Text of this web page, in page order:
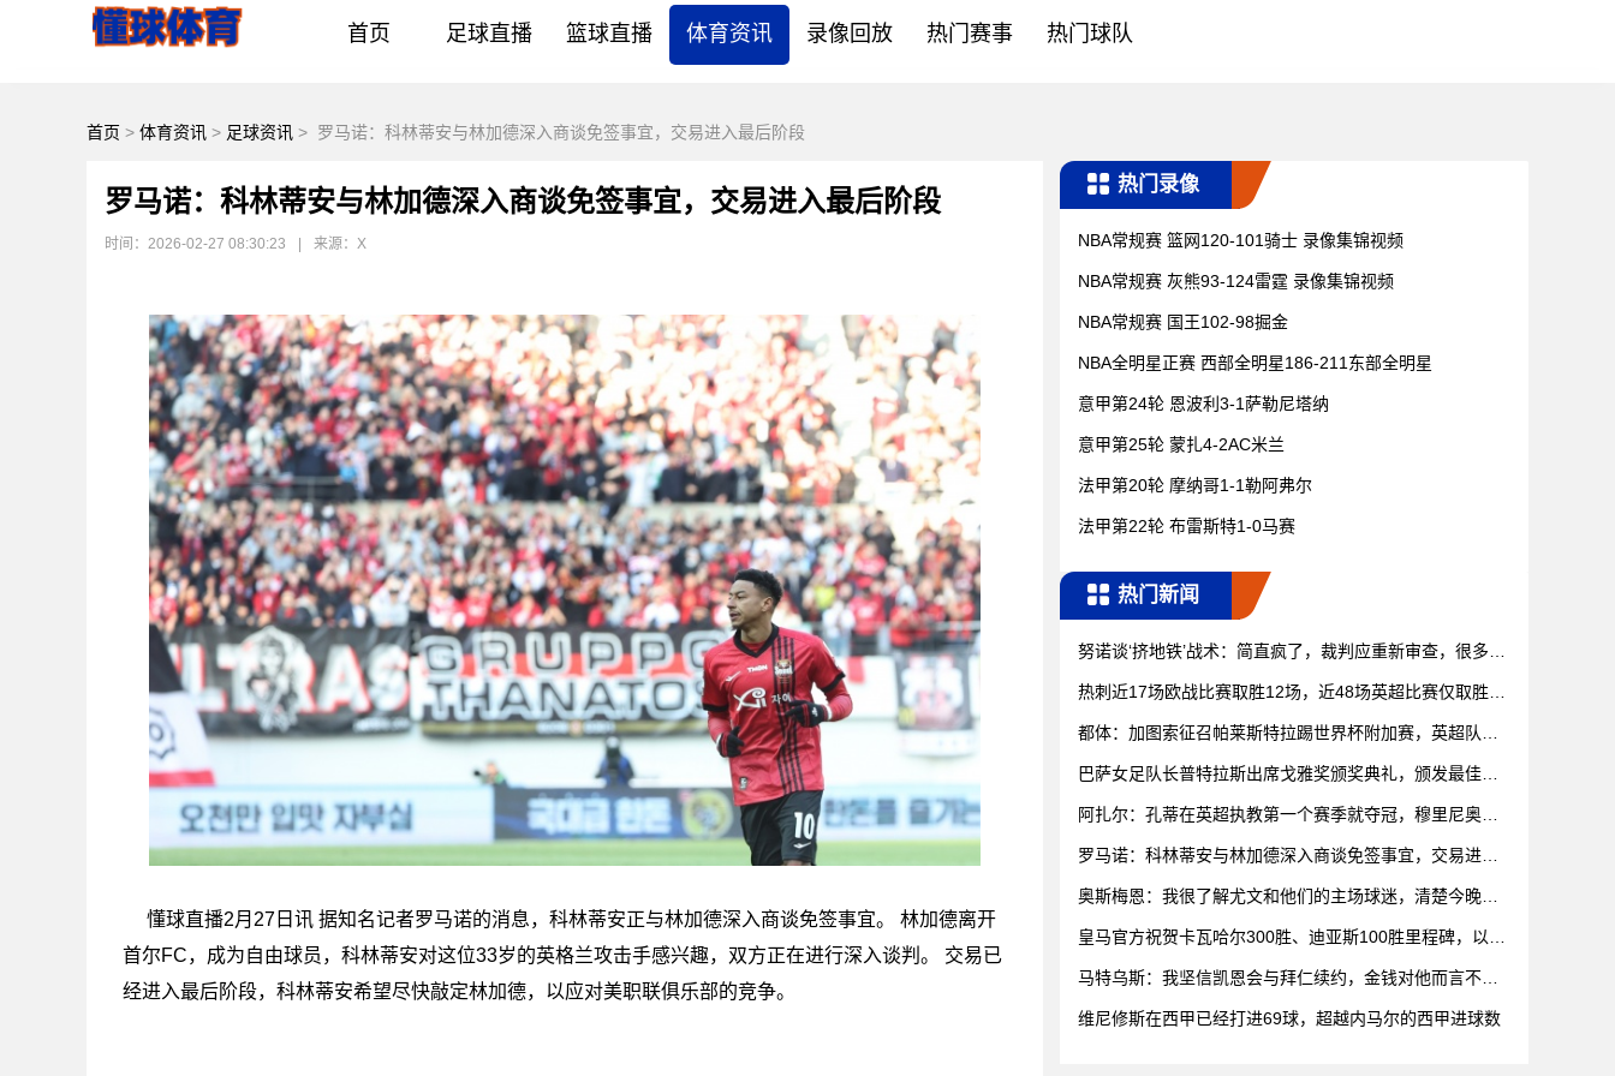
首页 足球直播 篮球直播 体育资讯 录像回放 热门赛事 热门球队
首页 > 体育资讯 > 足球资讯 > 罗马诺：科林蒂安与林加德深入商谈免签事宜，交易进入最后阶段
罗马诺：科林蒂安与林加德深入商谈免签事宜，交易进入最后阶段
时间：2026-02-27 08:30:23 来源：X
懂球直播2月27日讯 据知名记者罗马诺的消息，科林蒂安正与林加德深入商谈免签事宜。 林加德离开
首尔FC，成为自由球员，科林蒂安对这位33岁的英格兰攻击手感兴趣，双方正在进行深入谈判。 交易已
经进入最后阶段，科林蒂安希望尽快敲定林加德，以应对美职联俱乐部的竞争。
热门录像
NBA常规赛 篮网120-101骑士 录像集锦视频
NBA常规赛 灰熊93-124雷霆 录像集锦视频
NBA常规赛 国王102-98掘金
NBA全明星正赛 西部全明星186-211东部全明星
意甲第24轮 恩波利3-1萨勒尼塔纳
意甲第25轮 蒙扎4-2AC米兰
法甲第20轮 摩纳哥1-1勒阿弗尔
法甲第22轮 布雷斯特1-0马赛
热门新闻
努诺谈‘挤地铁’战术：简直疯了，裁判应重新审查，很多都
热刺近17场欧战比赛取胜12场，近48场英超比赛仅取胜11
都体：加图索征召帕莱斯特拉踢世界杯附加赛，英超队关
巴萨女足队长普特拉斯出席戈雅奖颁奖典礼，颁发最佳特
阿扎尔：孔蒂在英超执教第一个赛季就夺冠，穆里尼奥到
罗马诺：科林蒂安与林加德深入商谈免签事宜，交易进入
奥斯梅恩：我很了解尤文和他们的主场球迷，清楚今晚就
皇马官方祝贺卡瓦哈尔300胜、迪亚斯100胜里程碑，以及
马特乌斯：我坚信凯恩会与拜仁续约，金钱对他而言不是
维尼修斯在西甲已经打进69球，超越内马尔的西甲进球数